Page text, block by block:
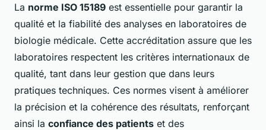
La norme ISO 15189 est essentielle pour garantir la
qualité et la fiabilité des analyses en laboratoires de
biologie médicale. Cette accréditation assure que les
laboratoires respectent les critères internationaux de
qualité, tant dans leur gestion que dans leurs
pratiques techniques. Ces normes visent à améliorer
la précision et la cohérence des résultats, renforçant
ainsi la confiance des patients et des